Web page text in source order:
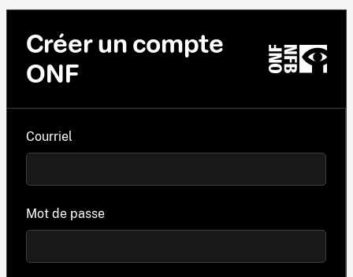
Créer un compte
ONF
Courriel
Mot de passe